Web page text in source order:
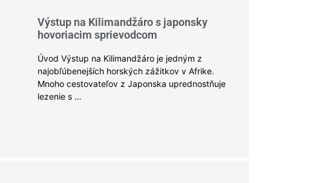
Výstup na Kilimandžáro s japonsky
hovoriacim sprievodcom
Úvod Výstup na Kilimandžáro je jedným z
najobľúbenejších horských zážitkov v Afrike.
Mnoho cestovateľov z Japonska uprednostňuje
lezenie s …